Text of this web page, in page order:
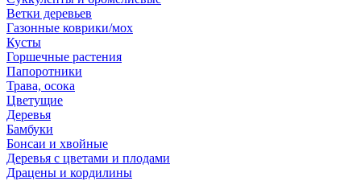
Ветки деревьев
Газонные коврики/мох
Кусты
Горшечные растения
Папоротники
Трава, осока
Цветущие
Деревья
Бамбуки
Бонсаи и хвойные
Деревья с цветами и плодами
Драцены и кордилины